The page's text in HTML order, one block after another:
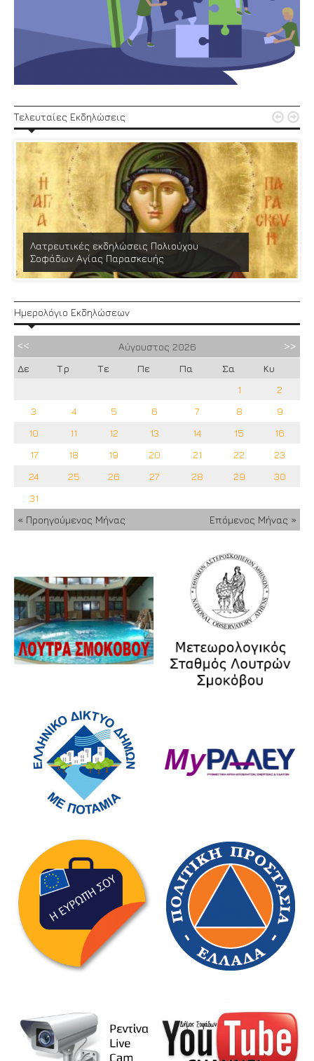
Τελευταίες Εκδηλώσεις
Λατρευτικές εκδηλώσεις Πολιούχου
Σοφάδων Αγίας Παρασκευής
 
Ημερολόγιο Εκδηλώσεων
Αύγουστος 2026
Δε
Τρ Τε Πε Πα Σα
Κυ
1
2
3
4 5 6 7 8
9
10
11 12 13 14 15
16
17
18 19 20 21 22
23
24
25 26 27 28 29
30
31
« Προηγούμενος Μήνας
Επόμενος Μήνας »